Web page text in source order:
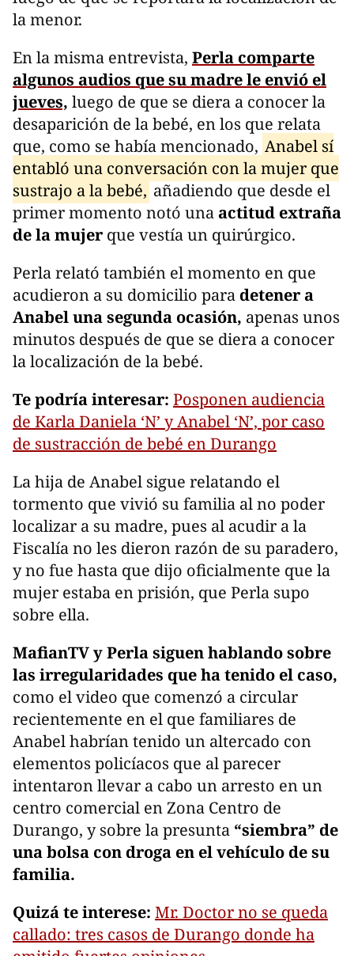
la menor.
En la misma entrevista, Perla comparte
algunos audios que su madre le envió el
jueves, luego de que se diera a conocer la
desaparición de la bebé, en los que relata
que, como se había mencionado, Anabel sí
entabló una conversación con la mujer que
sustrajo a la bebé, añadiendo que desde el
primer momento notó una actitud extraña
de la mujerque vestía un quirúrgico.
Perla relató también el momento en que
acudieron a su domicilio para detener a
Anabel una segunda ocasión, apenas unos
minutos después de que se diera a conocer
la localización de la bebé.
Te podría interesar: Posponen audiencia
de Karla Daniela ‘N’ y Anabel ‘N’, por caso
de sustracción de bebé en Durango
La hija de Anabel sigue relatando el
tormento que vivió su familia al no poder
localizar a su madre, pues al acudir a la
Fiscalía no les dieron razón de su paradero,
y no fue hasta que dijo oficialmente que la
mujer estaba en prisión, que Perla supo
sobre ella.
MafianTV y Perla siguen hablando sobre
las irregularidades que ha tenido el caso,
como el video que comenzó a circular
recientemente en el que familiares de
Anabel habrían tenido un altercado con
elementos policíacos que al parecer
intentaron llevar a cabo un arresto en un
centro comercial en Zona Centro de
Durango, y sobre la presunta “siembra” de
una bolsa con droga en el vehículo de su
familia.
Quizá te interese: Mr. Doctor no se queda
callado: tres casos de Durango donde ha